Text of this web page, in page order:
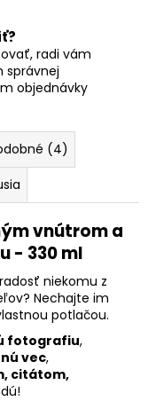
radi vám
správnej
objednávky
(4)
vnútrom a
- 330 ml
niekomu z
Nechajte im
potlačou.
fotografiu,
vec,
citátom,